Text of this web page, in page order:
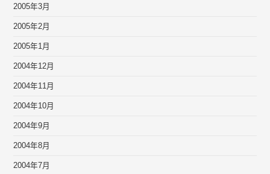
2005年3月
2005年2月
2005年1月
2004年12月
2004年11月
2004年10月
2004年9月
2004年8月
2004年7月